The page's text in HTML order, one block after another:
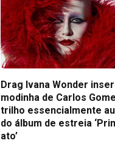
Drag Ivana Wonder
modinha de Carlos
trilho essencialmente
do álbum de estreia
ato’